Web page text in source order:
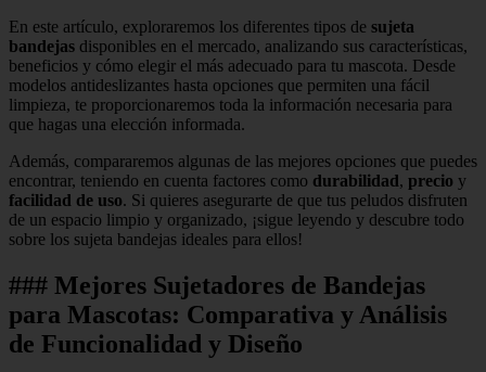
En este artículo, exploraremos los diferentes tipos de sujeta
bandejas disponibles en el mercado, analizando sus características,
beneficios y cómo elegir el más adecuado para tu mascota. Desde
modelos antideslizantes hasta opciones que permiten una fácil
limpieza, te proporcionaremos toda la información necesaria para
que hagas una elección informada.
Además, compararemos algunas de las mejores opciones que puedes
encontrar, teniendo en cuenta factores como durabilidad, precio y
facilidad de uso. Si quieres asegurarte de que tus peludos disfruten
de un espacio limpio y organizado, ¡sigue leyendo y descubre todo
sobre los sujeta bandejas ideales para ellos!
### Mejores Sujetadores de Bandejas
para Mascotas: Comparativa y Análisis
de Funcionalidad y Diseño